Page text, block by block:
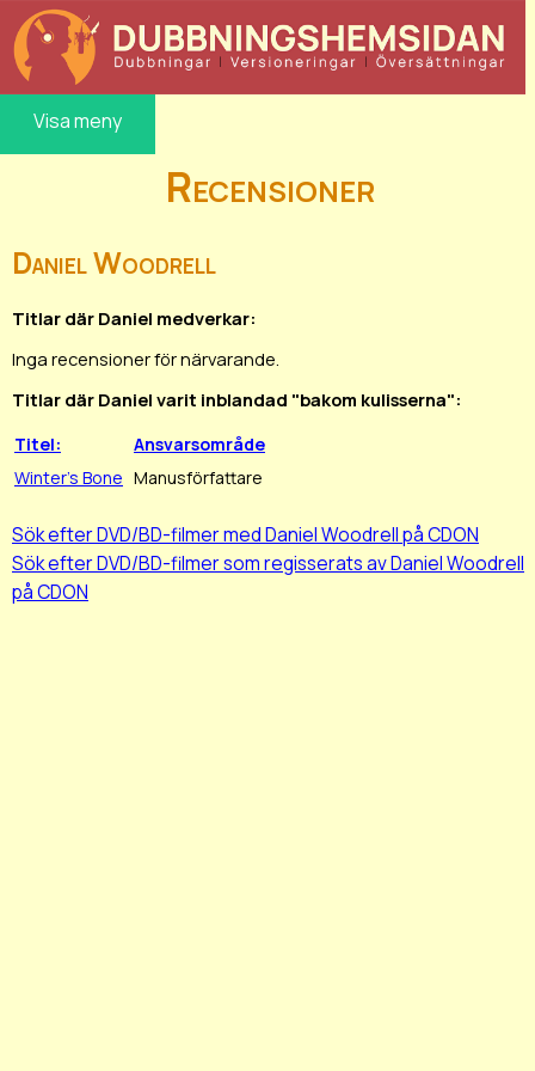
Visa meny
Recensioner
Daniel Woodrell
Titlar där Daniel medverkar:
Inga recensioner för närvarande.
Titlar där Daniel varit inblandad "bakom kulisserna":
Titel:
Ansvarsområde
Winter's Bone Manusförfattare
Sök efter DVD/BD-filmer med Daniel Woodrell på CDON
Sök efter DVD/BD-filmer som regisserats av Daniel Woodrell
på CDON